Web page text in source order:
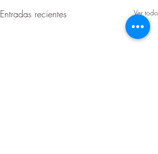
Entradas recientes Ver todo